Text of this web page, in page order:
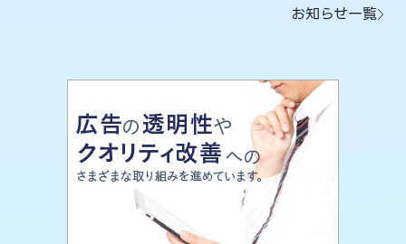
お知らせ一覧